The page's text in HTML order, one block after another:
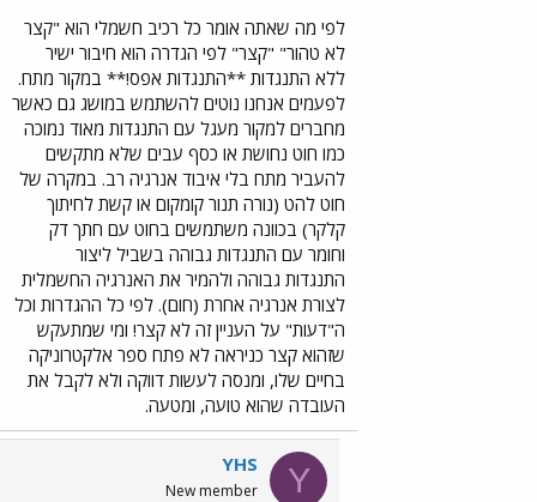
לפי מה שאתה אומר כל רכיב חשמלי הוא "קצר
לא טהור" "קצר" לפי הגדרה הוא חיבור ישיר
ללא התנגדות **התנגדות אפס!** במקור מתח.
לפעמים אנחנו נוטים להשתמש במושג גם כאשר
מחברים למקור מעגל עם התנגדות מאוד נמוכה
כמו חוט נחושת או כסף עבים שלא מתקשים
להעביר מתח בלי איבוד אנרגיה רב. במקרה של
חוט להט (נורה תנור קומקום או קשת לחיתוך
קלקר) בכוונה משתמשים בחוט עם חתך דק
וחומר עם התנגדות גבוהה בשביל ליצור
התנגדות גבוהה ולהמיר את האנרגיה החשמלית
לצורת אנרגיה אחרת (חום). לפי כל ההגדרות וכל
ה"דעות" על העניין זה לא קצר! ומי שמתעקש
שזהוא קצר כניראה לא פתח ספר אלקטרוניקה
בחיים שלו, ומנסה לעשות דווקה ולא לקבל את
העובדה שהוא טועה, ומטעה.
Y
YHS
New member